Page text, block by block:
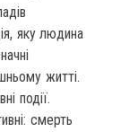
яку людина
житті.
події.
смерть